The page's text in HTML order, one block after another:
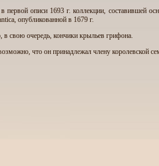
описи 1693 г. коллекции, составившей
опубликованной в 1679 г.
свою очередь, кончики крыльев грифона.
что он принадлежал члену королевской